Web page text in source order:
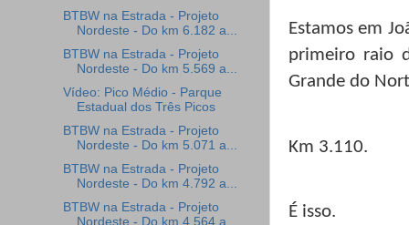
Estamos em
primeiro raio
Grande do
Km 3.110.
É isso.
BTBW na Estrada - Projeto
Nordeste - Do km 6.182 a...
BTBW na Estrada - Projeto
Nordeste - Do km 5.569 a...
Vídeo: Pico Médio - Parque
Estadual dos Três Picos
BTBW na Estrada - Projeto
Nordeste - Do km 5.071 a...
BTBW na Estrada - Projeto
Nordeste - Do km 4.792 a...
BTBW na Estrada - Projeto
Nordeste - Do km 4.564 a...